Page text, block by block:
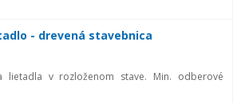
- drevená stavebnica
lietadla v rozloženom stave. Min. odberové